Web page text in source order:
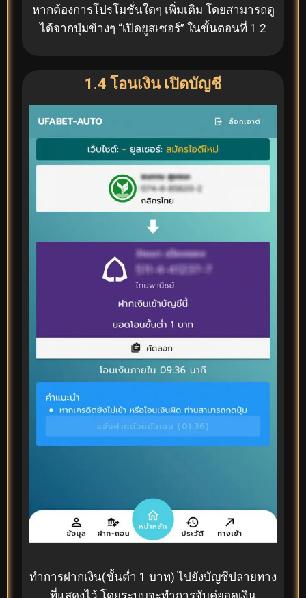
หากต้องการโปรโมชั่นใดๆ เพิ่มเติม โดยสามารถดู
ได้จากปุ่มข้างๆ “เปิดยูสเซอร์” ในขั้นตอนที่ 1.2
1.4 โอนเงิน เปิดบัญชี
ทำการฝากเงิน(ขั้นต่ำ 1 บาท) ไปยังบัญชีปลายทาง